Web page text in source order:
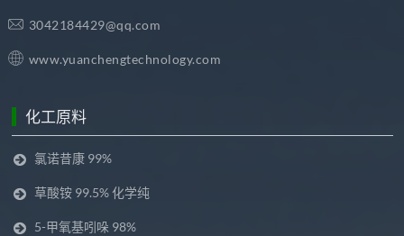
3042184429@qq.com
www.yuanchengtechnology.com
化工原料
氯诺昔康 99%
草酸铵 99.5% 化学纯
5-甲氧基吲哚 98%